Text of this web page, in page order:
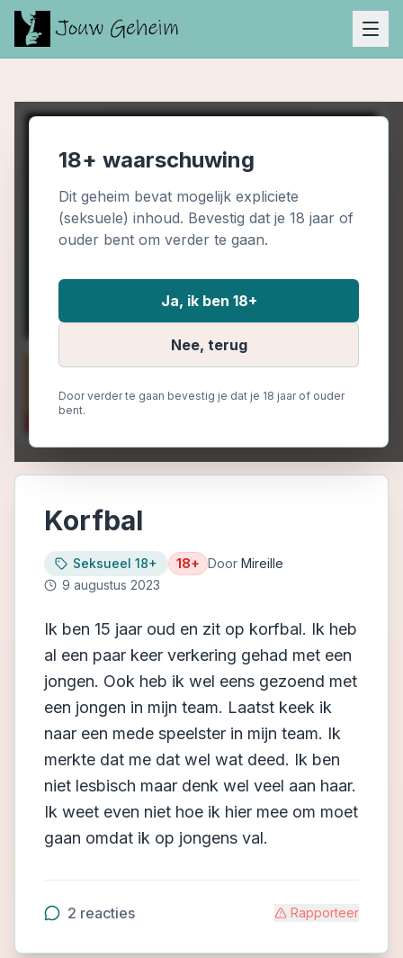
18+ waarschuwing
Dit geheim bevat mogelijk expliciete
(seksuele) inhoud. Bevestig dat je 18 jaar of
ouder bent om verder te gaan.
Ja, ik ben 18+
Nee, terug
Door verder te gaan bevestig je dat je 18 jaar of ouder
bent.
Korfbal
Seksueel 18+ 18+ Door Mireille
9 augustus 2023
Ik ben 15 jaar oud en zit op korfbal. Ik heb
al een paar keer verkering gehad met een
jongen. Ook heb ik wel eens gezoend met
een jongen in mijn team. Laatst keek ik
naar een mede speelster in mijn team. Ik
merkte dat me dat wel wat deed. Ik ben
niet lesbisch maar denk wel veel aan haar.
Ik weet even niet hoe ik hier mee om moet
gaan omdat ik op jongens val.
2 reacties Rapporteer